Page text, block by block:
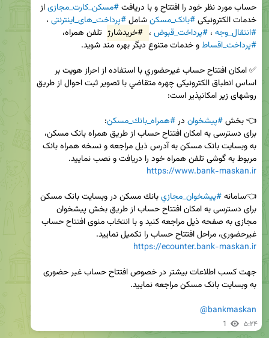
حساب مورد نظر خود را افتتاح و با دریافت #مسکن_کارت_مجازی
خدمات الکترونیکی #بانک_مسکن شامل #پرداخت_های_اینترنتی ،
#انتقال_وجه ، #پرداخت_قبوض ، #خریدشارژ تلفن همراه،
#پرداخت_اقساط
👈 بخش #پيشخوان در #همراه‌_بانك_مسکن
مربوط به گوشی تلفن همراه خود را دریافت و نصب نمایید.
https://www.bank-maskan.ir
👈سامانه #پيشخوان_مجازي
غیرحضوری، مراحل افتتاح حساب را تکمیل نمایید.
https://ecounter.bank-maskan.ir
@bankmaskan
1 ۵:۲۴